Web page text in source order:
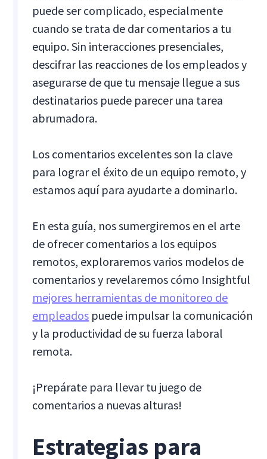
puede ser complicado, especialmente
cuando se trata de dar comentarios a tu
equipo. Sin interacciones presenciales,
descifrar las reacciones de los empleados y
asegurarse de que tu mensaje llegue a sus
destinatarios puede parecer una tarea
abrumadora.
Los comentarios excelentes son la clave
para lograr el éxito de un equipo remoto, y
estamos aquí para ayudarte a dominarlo.
En esta guía, nos sumergiremos en el arte
de ofrecer comentarios a los equipos
remotos, exploraremos varios modelos de
comentarios y revelaremos cómo Insightful
mejores herramientas de monitoreo de
empleados puede impulsar la comunicación
y la productividad de su fuerza laboral
remota.
¡Prepárate para llevar tu juego de
comentarios a nuevas alturas!
Estrategias para